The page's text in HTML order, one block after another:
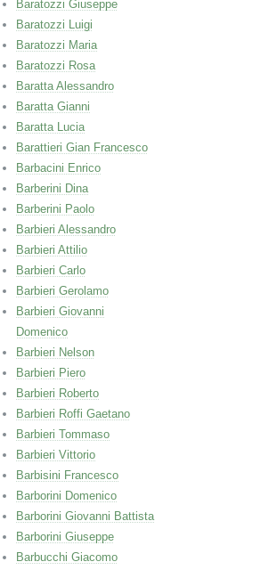
Baratozzi Giuseppe
Baratozzi Luigi
Baratozzi Maria
Baratozzi Rosa
Baratta Alessandro
Baratta Gianni
Baratta Lucia
Barattieri Gian Francesco
Barbacini Enrico
Barberini Dina
Barberini Paolo
Barbieri Alessandro
Barbieri Attilio
Barbieri Carlo
Barbieri Gerolamo
Barbieri Giovanni
Domenico
Barbieri Nelson
Barbieri Piero
Barbieri Roberto
Barbieri Roffi Gaetano
Barbieri Tommaso
Barbieri Vittorio
Barbisini Francesco
Barborini Domenico
Barborini Giovanni Battista
Barborini Giuseppe
Barbucchi Giacomo